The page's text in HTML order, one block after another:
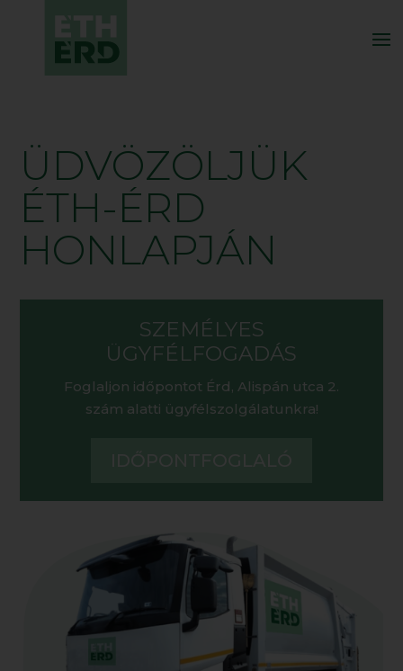
ÜDVÖZÖLJÜK
ÉTH-ÉRD
HONLAPJÁN
SZEMÉLYES
ÜGYFÉLFOGADÁS
Foglaljon időpontot Érd, Alispán utca 2.
szám alatti ügyfélszolgálatunkra!